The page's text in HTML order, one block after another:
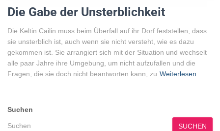
Die Gabe der Unsterblichkeit
Die Keltin Cailin muss beim Überfall auf ihr Dorf feststellen, dass
sie unsterblich ist, auch wenn sie nicht versteht, wie es dazu
gekommen ist. Sie arrangiert sich mit der Situation und wechselt
alle paar Jahre ihre Umgebung, um nicht aufzufallen und die
Fragen, die sie doch nicht beantworten kann, zu Weiterlesen
Suchen
SUCHEN